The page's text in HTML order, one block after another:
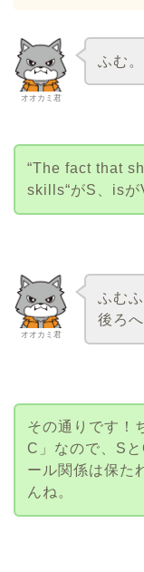
オオカミ君
ふむ。
“The fact that
skills“がS、isが
オオカミ君
ふむ
後ろ
その通りです！
C」なので、S
ール関係は保た
んね。